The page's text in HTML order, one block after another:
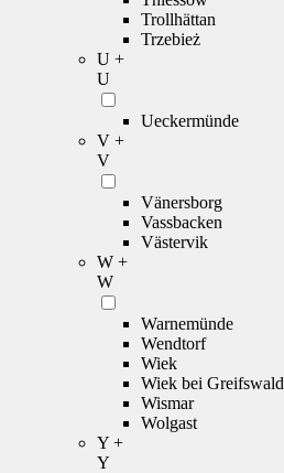
Trollhättan
Trzebież
U +
U
Ueckermünde
V +
V
Vänersborg
Vassbacken
Västervik
W +
W
Warnemünde
Wendtorf
Wiek
Wiek bei Greifswald
Wismar
Wolgast
Y +
Y